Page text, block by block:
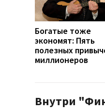
Богатые тоже
экономят: Пять
полезных
миллионеров
Внутри